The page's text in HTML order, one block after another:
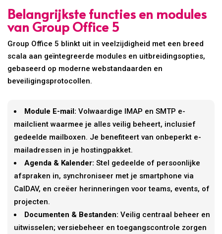
Belangrijkste functies en modules
van Group Office 5
Group Office 5 blinkt uit in veelzijdigheid met een breed
scala aan geïntegreerde modules en uitbreidingsopties,
gebaseerd op moderne webstandaarden en
beveiligingsprotocollen.
Module E-mail: Volwaardige IMAP en SMTP e-
mailclient waarmee je alles veilig beheert, inclusief
gedeelde mailboxen. Je benefiteert van onbeperkt e-
mailadressen in je hostingpakket.
Agenda & Kalender: Stel gedeelde of persoonlijke
afspraken in, synchroniseer met je smartphone via
CalDAV, en creëer herinneringen voor teams, events, of
projecten.
Documenten & Bestanden: Veilig centraal beheer en
uitwisselen; versiebeheer en toegangscontrole zorgen